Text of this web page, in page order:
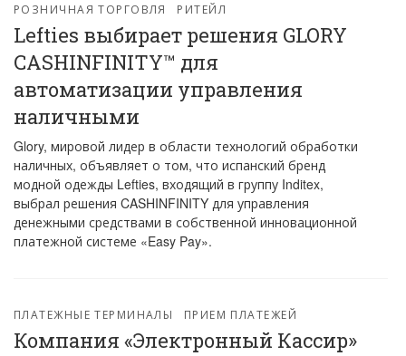
РОЗНИЧНАЯ ТОРГОВЛЯ РИТЕЙЛ
Lefties выбирает решения GLORY
CASHINFINITY™ для
автоматизации управления
наличными
Glory, мировой лидер в области технологий обработки
наличных, объявляет о том, что испанский бренд
модной одежды Lefties, входящий в группу Inditex,
выбрал решения CASHINFINITY для управления
денежными средствами в собственной инновационной
платежной системе «Easy Pay».
ПЛАТЕЖНЫЕ ТЕРМИНАЛЫ ПРИЕМ ПЛАТЕЖЕЙ
Компания «Электронный Кассир»